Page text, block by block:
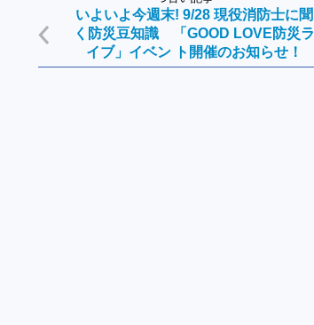
いよいよ今週末! 9/28 現役消防士に聞
く防災豆知識 「GOOD LOVE防災ラ
イブ」イベン ト開催のお知らせ！